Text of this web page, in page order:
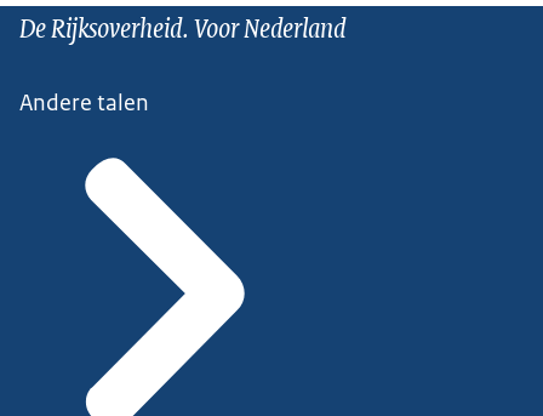
De Rijksoverheid. Voor Nederland
Andere talen